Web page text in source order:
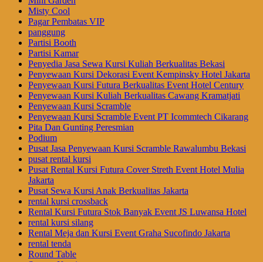
Misty Cool
Pagar Pembatas VIP
panggung
Partisi Booth
Partisi Kamar
Penyedia Jasa Sewa Kursi Kuliah Berkualitas Bekasi
Penyewaan Kursi Dekorasi Event Kempinsky Hotel Jakarta
Penyewaan Kursi Futura Berkualitas Event Hotel Century
Penyewaan Kursi Kuliah Berkualitas Cawang Kramatjati
Penyewaan Kursi Scramble
Penyewaan Kursi Scramble Event PT Icommtech Cikarang
Pita Dan Gunting Peresmian
Podium
Pusat Jasa Penyewaan Kursi Scramble Rawalumbu Bekasi
pusat rental kursi
Pusat Rental Kursi Futura Cover Streth Event Hotel Mulia
Jakarta
Pusat Sewa Kursi Anak Berkualitas Jakarta
rental kursi crossback
Rental Kursi Futura Stok Banyak Event JS Luwansa Hotel
rental kursi silang
Rental Meja dan Kursi Event Graha Sucofindo Jakarta
rental tenda
Round Table